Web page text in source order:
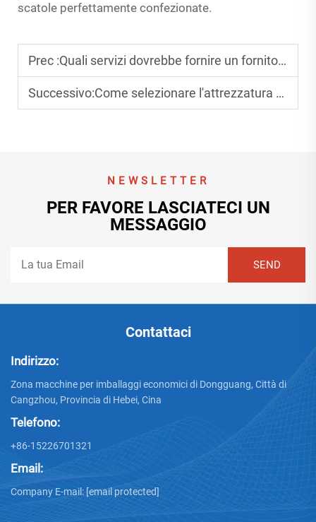
scatole perfettamente confezionate.
Prec :Quali servizi dovrebbe fornire un fornitore di attrezzature piegatrici-incollatrici?
Successivo:Come selezionare l'attrezzatura giusta per piegatrice-incollatrice automatica?
NEWSLETTER
PER FAVORE LASCIATECI UN
MESSAGGIO
Contattaci
Indirizzo:
Zona macchine per imballaggi economici di Dongguang, Città di
Cangzhou, Provincia di Hebei, Cina
Telefono:
+86-15226701321
Email:
Company E-mail: [email protected]